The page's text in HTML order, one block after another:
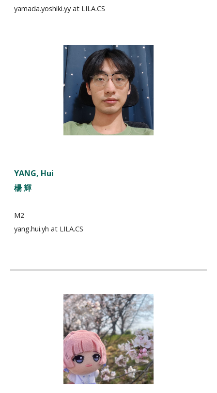
yamada.yoshiki.yyat LILA.CS
YANG, Hui
楊 輝
M2
yang.hui.yh at LILA.CS